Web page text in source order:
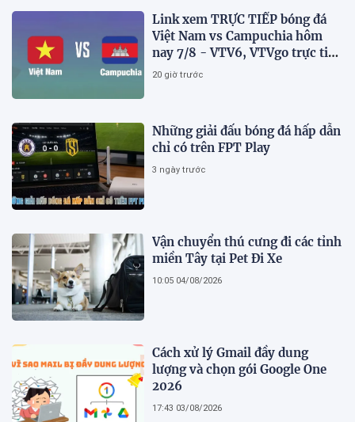
Link xem TRỰC TIẾP bóng đá
Việt Nam vs Campuchia hôm
nay 7/8 - VTV6, VTVgo trực tiếp
AFF Cup 2026
20 giờ trước
Những giải đấu bóng đá hấp dẫn
chỉ có trên FPT Play
3 ngày trước
Vận chuyển thú cưng đi các tỉnh
miền Tây tại Pet Đi Xe
10:05 04/08/2026
Cách xử lý Gmail đầy dung
lượng và chọn gói Google One
2026
17:43 03/08/2026